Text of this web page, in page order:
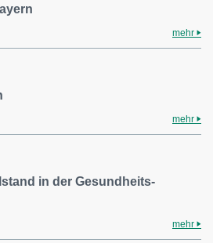
mehr
mehr
in der Gesundheits-
mehr